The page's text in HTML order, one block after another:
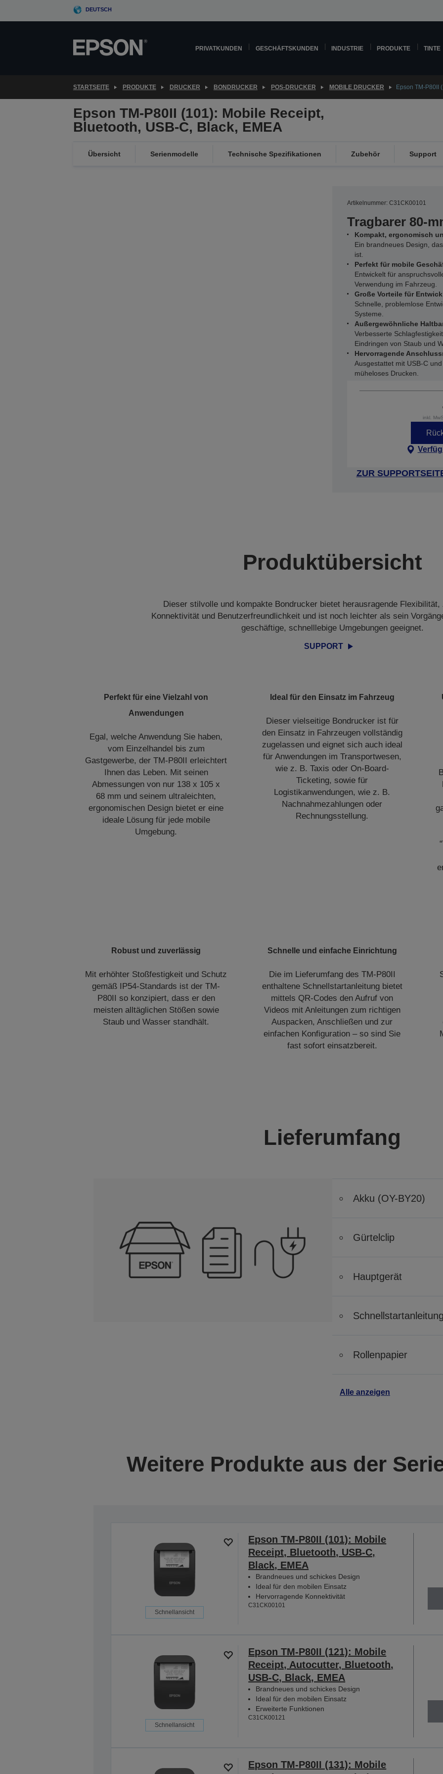
DEUTSCH
PRIVATKUNDEN GESCHÄFTSKUNDEN INDUSTRIE PRODUKTE TINTE
STARTSEITE PRODUKTE DRUCKER BONDRUCKER POS-DRUCKER MOBILE DRUCKER Epson TM-P80II
Epson TM-P80II (101): Mobile Receipt,
Bluetooth, USB-C, Black, EMEA
Übersicht Serienmodelle Technische Spezifikationen Zubehör Support
Artikelnummer: C31CK00101
Tragbarer 80-
Kompakt, ergonomisch
Ein brandneues Design,
ist.
Perfekt für mobile
Entwickelt für
Verwendung im Fahrzeug.
Große Vorteile für
Schnelle, problemlose
Systeme.
Außergewöhnliche
Verbesserte
Eindringen von Staub und
Hervorragende
Ausgestattet mit USB-C
müheloses Drucken.
inkl.
ZUR
Produktübersicht
Dieser stilvolle und kompakte Bondrucker bietet herausragende
Konnektivität und Benutzerfreundlichkeit und ist noch leichter als sein
geschäftige, schnelllebige Umgebungen geeignet.
SUPPORT
Perfekt für eine Vielzahl von
Anwendungen
Egal, welche Anwendung Sie haben,
vom Einzelhandel bis zum
Gastgewerbe, der TM-P80II erleichtert
Ihnen das Leben. Mit seinen
Abmessungen von nur 138 x 105 x
68 mm und seinem ultraleichten,
ergonomischen Design bietet er eine
ideale Lösung für jede mobile
Umgebung.
Ideal für den Einsatz im Fahrzeug
Dieser vielseitige Bondrucker ist für
den Einsatz in Fahrzeugen vollständig
zugelassen und eignet sich auch ideal
für Anwendungen im Transportwesen,
wie z. B. Taxis oder On-Board-
Ticketing, sowie für
Logistikanwendungen, wie z. B.
Nachnahmezahlungen oder
Rechnungsstellung.
Robust und zuverlässig
Mit erhöhter Stoßfestigkeit und Schutz
gemäß IP54-Standards ist der TM-
P80II so konzipiert, dass er den
meisten alltäglichen Stößen sowie
Staub und Wasser standhält.
Schnelle und einfache Einrichtung
Die im Lieferumfang des TM-P80II
enthaltene Schnellstartanleitung bietet
mittels QR-Codes den Aufruf von
Videos mit Anleitungen zum richtigen
Auspacken, Anschließen und zur
einfachen Konfiguration – so sind Sie
fast sofort einsatzbereit.
Lieferumfang
Akku (OY-BY20)
Gürtelclip
Hauptgerät
Rollenpapier
Alle anzeigen
Weitere Produkte aus der
Schnellansicht
Epson TM-P80II (101): Mobile
Receipt, Bluetooth, USB-C,
Black, EMEA
Brandneues und schickes Design
Ideal für den mobilen Einsatz
Hervorragende Konnektivität
C31CK00101
Schnellansicht
Epson TM-P80II (121): Mobile
Receipt, Autocutter, Bluetooth,
USB-C, Black, EMEA
Brandneues und schickes Design
Ideal für den mobilen Einsatz
Erweiterte Funktionen
C31CK00121
Epson TM-P80II (131): Mobile